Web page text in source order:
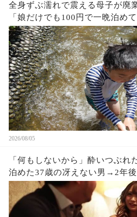
全身ずぶ濡れで震える母子が廃
「娘だけでも100円で一晩泊め
んかいらない、中に入りな！」
の出来事に…
2026/08/05
「何もしないから」酔いつぶれ
泊めた37歳の冴えない男→2年
うなるとは思っていなかった